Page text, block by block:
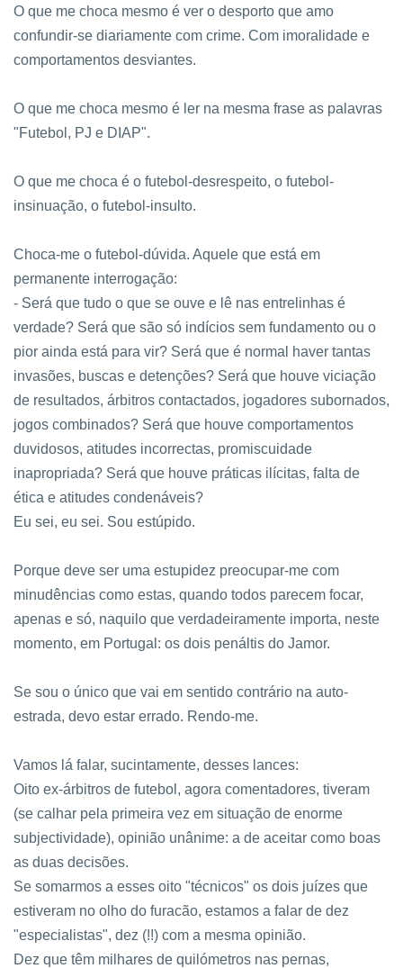
O que me choca mesmo é ver o desporto que amo
confundir-se diariamente com crime. Com imoralidade e
comportamentos desviantes.
O que me choca mesmo é ler na mesma frase as palavras
"Futebol, PJ e DIAP".
O que me choca é o futebol-desrespeito, o futebol-
insinuação, o futebol-insulto.
Choca-me o futebol-dúvida. Aquele que está em
permanente interrogação:
- Será que tudo o que se ouve e lê nas entrelinhas é
verdade? Será que são só indícios sem fundamento ou o
pior ainda está para vir? Será que é normal haver tantas
invasões, buscas e detenções? Será que houve viciação
de resultados, árbitros contactados, jogadores subornados,
jogos combinados? Será que houve comportamentos
duvidosos, atitudes incorrectas, promiscuidade
inapropriada? Será que houve práticas ilícitas, falta de
ética e atitudes condenáveis?
Eu sei, eu sei. Sou estúpido.
Porque deve ser uma estupidez preocupar-me com
minudências como estas, quando todos parecem focar,
apenas e só, naquilo que verdadeiramente importa, neste
momento, em Portugal: os dois penáltis do Jamor.
Se sou o único que vai em sentido contrário na auto-
estrada, devo estar errado. Rendo-me.
Vamos lá falar, sucintamente, desses lances:
Oito ex-árbitros de futebol, agora comentadores, tiveram
(se calhar pela primeira vez em situação de enorme
subjectividade), opinião unânime: a de aceitar como boas
as duas decisões.
Se somarmos a esses oito "técnicos" os dois juízes que
estiveram no olho do furacão, estamos a falar de dez
"especialistas", dez (!!) com a mesma opinião.
Dez que têm milhares de quilómetros nas pernas,